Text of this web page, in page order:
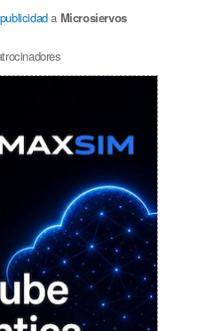
a Microsiervos